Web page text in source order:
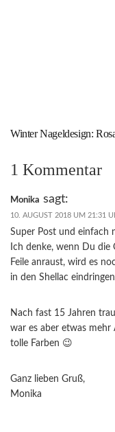
Winter Nageldesign:
1 Kommentar
Monika sagt:
10. AUGUST 2018 UM 21:31
Super Post und einfach
Ich denke, wenn Du
Feile anraust, wird es
in den Shellac
Nach fast 15 Jahren
war es aber etwas
tolle Farben 😉
Ganz lieben Gruß,
Monika